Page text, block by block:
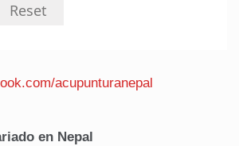
Reset
acupunturanepal
en Nepal